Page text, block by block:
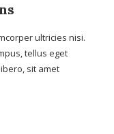
ultricies nisi.
tellus eget
sit amet